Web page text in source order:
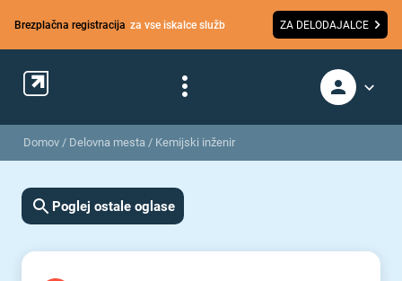
Brezplačna registracija za vse iskalce služb ZA DELODAJALCE
Domov / Delovna mesta / Kemijski inženir
Poglej ostale oglase